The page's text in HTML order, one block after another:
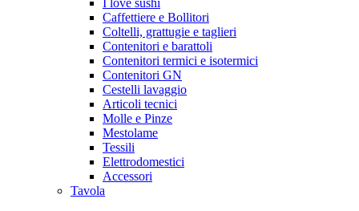
Caffettiere e Bollitori
Coltelli, grattugie e taglieri
Contenitori e barattoli
Contenitori termici e isotermici
Contenitori GN
Cestelli lavaggio
Articoli tecnici
Molle e Pinze
Mestolame
Tessili
Elettrodomestici
Accessori
Tavola